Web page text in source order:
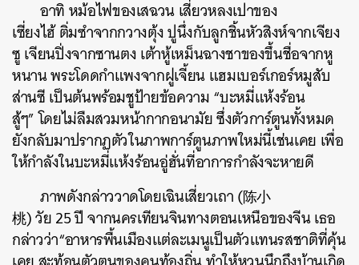
อาทิหม้อไฟของเสฉวนเสี่ยวหลงเปาของ
เซี่ยงไฮ้ติ่มซำจากกวางตุ้งปูนึ่งกับลูกชิ้นหัวสิงห์จากเจียง
ซูเจียนปิ่งจากซานตงเต้าหู้เหม็นฉางชาของขึ้นชื่อจากหู
หนานพระโดดกำแพงจากฝูเจี้ยนแฮมเบอร์เกอร์หมูสับ
ส่านซีเป็นต้นพร้อมชูป้ายข้อความ“บะหมี่แห้งร้อน
สู้ๆ”โดยไม่ลืมสวมหน้ากากอนามัย ซึ่งตัวการ์ตูนทั้งหมด
ยังกลับมาปรากฏตัวในภาพการ์ตูนภาพใหม่นี้เช่นเคย เพื่อ
ให้กำลังในบะหมี่แห้งร้อนอู่ฮั่นที่อาการกำลังจะหายดี
ภาพดังกล่าววาดโดยเฉินเสี่ยวเถา(陈小
桃)วัย25ปีจากนครเทียนจินทางตอนเหนือของจีนเธอ
กล่าวว่า“อาหารพื้นเมืองแต่ละเมนูเป็นตัวแทนรสชาติที่คุ้น